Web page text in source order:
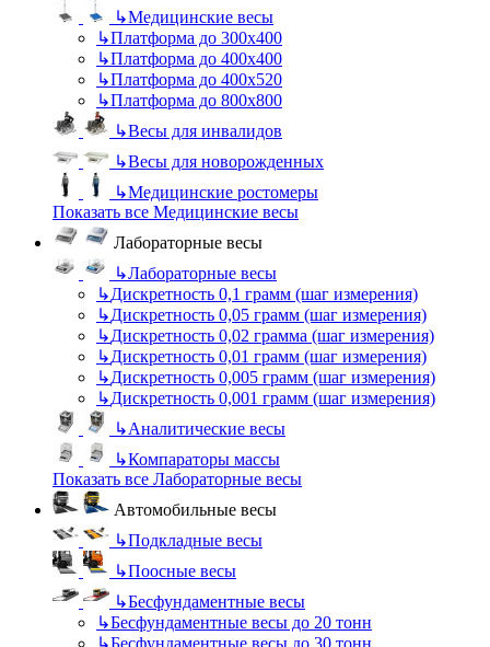
↳Медицинские весы
↳Платформа до 300х400
↳Платформа до 400х400
↳Платформа до 400х520
↳Платформа до 800х800
↳Весы для инвалидов
↳Весы для новорожденных
↳Медицинские ростомеры
Показать все Медицинские весы
Лабораторные весы
↳Лабораторные весы
↳Дискретность 0,1 грамм (шаг измерения)
↳Дискретность 0,05 грамм (шаг измерения)
↳Дискретность 0,02 грамма (шаг измерения)
↳Дискретность 0,01 грамм (шаг измерения)
↳Дискретность 0,005 грамм (шаг измерения)
↳Дискретность 0,001 грамм (шаг измерения)
↳Аналитические весы
↳Компараторы массы
Показать все Лабораторные весы
Автомобильные весы
↳Подкладные весы
↳Поосные весы
↳Бесфундаментные весы
↳Бесфундаментные весы до 20 тонн
↳Бесфундаментные весы до 30 тонн